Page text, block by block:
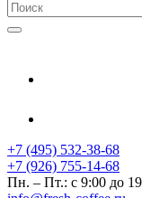
+7 (495) 532-38-68
+7 (926) 755-14-68
Пн. – Пт.: с 9:00 до